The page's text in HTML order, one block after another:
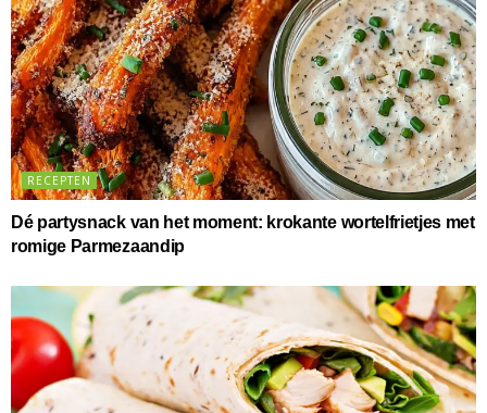
RECEPTEN
Dé partysnack van het moment: krokante wortelfrietjes met
romige Parmezaandip